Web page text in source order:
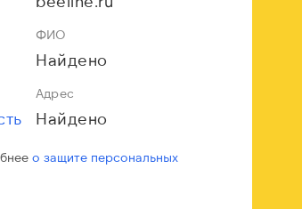
ФИО
Найдено
Адрес
Найдено
о защите персональных